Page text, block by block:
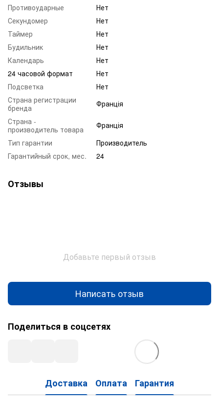
Противоударные
Нет
Секундомер
Нет
Таймер
Нет
Будильник
Нет
Календарь
Нет
24 часовой формат
Нет
Подсветка
Нет
Страна регистрации
бренда
Франція
Страна -
производитель товара
Франція
Тип гарантии
Производитель
Гарантийный срок, мес.
24
Отзывы
Добавьте первый отзыв
Написать отзыв
Поделиться в соцсетях
Доставка Оплата Гарантия